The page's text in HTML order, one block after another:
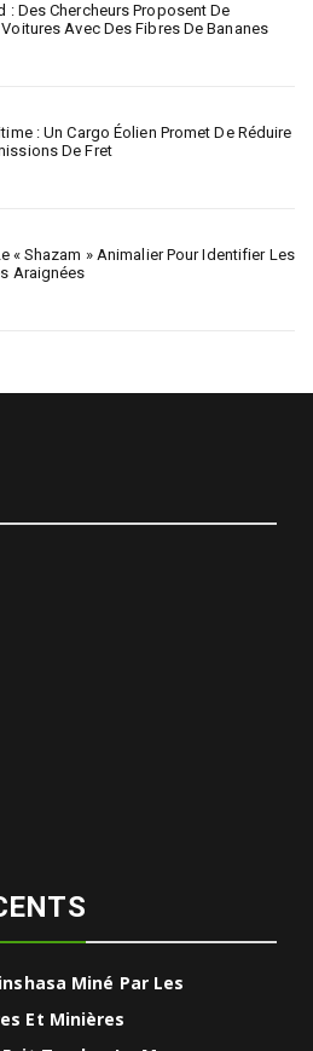
: Des Chercheurs Proposent De
Avec Des Fibres De Bananes
: Un Cargo Éolien Promet De Réduire
De Fret
« Shazam » Animalier Pour Identifier Les
Araignées
Miné Par Les
Et Minières